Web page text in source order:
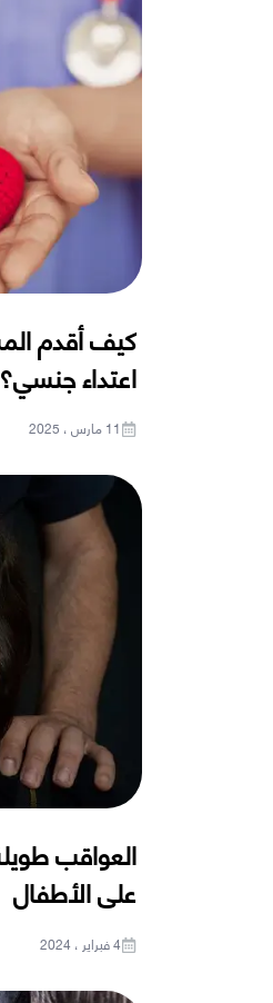
كيف أقدم
اعتداء جنسي؟
11 مارس ، 2025
العواقب
على الأطفال
4 فبراير ، 2024